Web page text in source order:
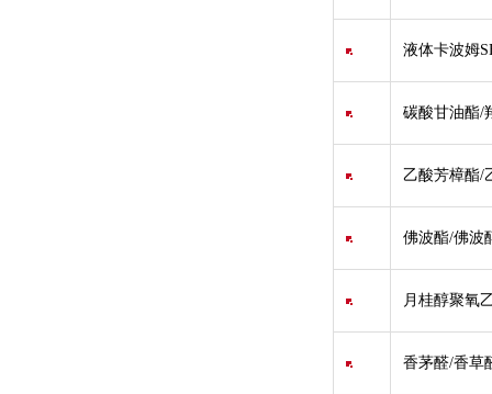
液体卡波姆
碳酸甘油酯/
乙酸芳樟酯/
佛波酯/佛波
月桂醇聚氧
香茅醛/香草